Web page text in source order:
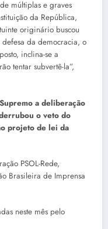
múltiplas e graves
da República,
originário buscou
defesa da democracia, o
inclina-se a
tentar subvertê-la”,
a deliberação
o veto do
projeto de lei da
PSOL-Rede,
Brasileira de Imprensa
neste mês pelo